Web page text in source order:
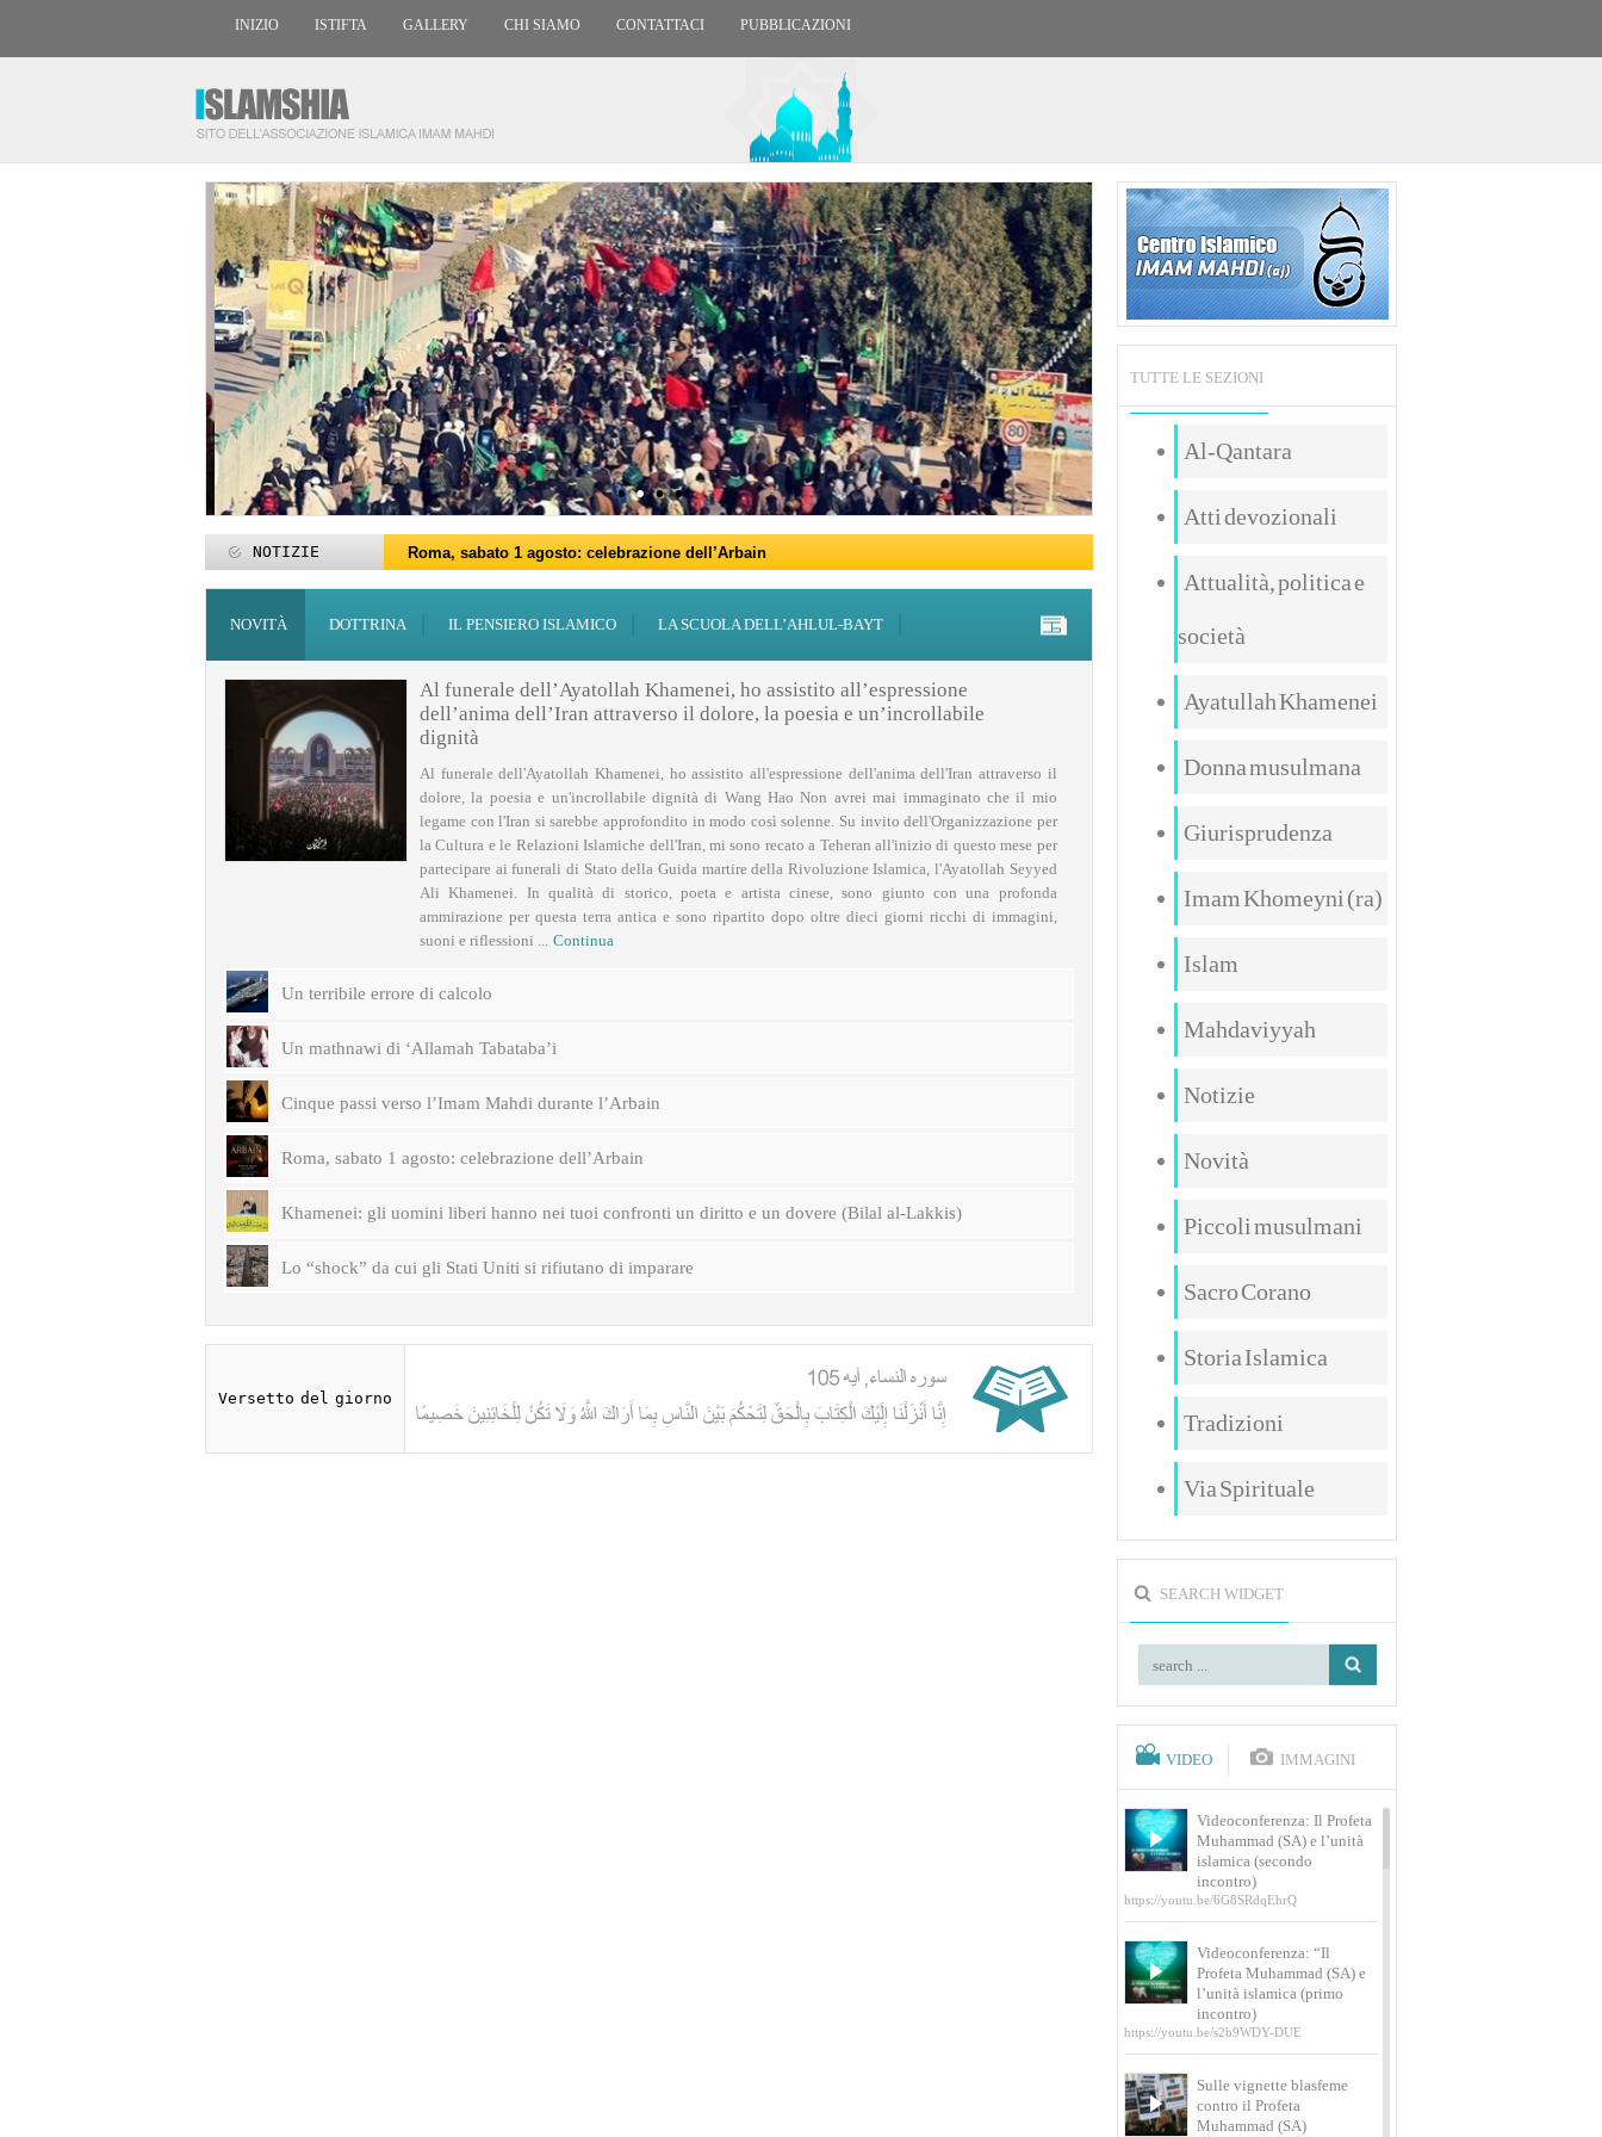
INIZIO ISTIFTA GALLERY CHI SIAMO CONTATTACI PUBBLICAZIONI
NOTIZIE
Roma, sabato 1 agosto: celebrazione dell’Arbain
Roma, 15-25 giugno: programmi per il mese di Muharram
Roma, sabato 6 giugno: Eid al-Ghadir
27 maggio: Eid al-Adha (Festa del Sacrificio)
‘Id al-Fitr sarà sabato 21 marzo
ZAKATUL-FITR 1447 – 2026
Programmi per la notte di Qadr a Roma
I programmi del Centro Islamico Imam Mahdi di Roma per il Ramadan
Domani giovedì 19 febbraio primo giorno di Ramadan
Roma, sabato 14 febbraio: docufilm “Rivoluzione”
NOVITÀ
DOTTRINA IL PENSIERO ISLAMICO LA SCUOLA DELL’AHLUL-BAYT
Al funerale dell’Ayatollah Khamenei, ho assistito all’espressione
dell’anima dell’Iran attraverso il dolore, la poesia e un’incrollabile
dignità
Al funerale dell'Ayatollah Khamenei, ho assistito all'espressione dell'anima dell'Iran attraverso il
dolore, la poesia e un'incrollabile dignità di Wang Hao Non avrei mai immaginato che il mio
legame con l'Iran si sarebbe approfondito in modo così solenne. Su invito dell'Organizzazione per
la Cultura e le Relazioni Islamiche dell'Iran, mi sono recato a Teheran all'inizio di questo mese per
partecipare ai funerali di Stato della Guida martire della Rivoluzione Islamica, l'Ayatollah Seyyed
Ali Khamenei. In qualità di storico, poeta e artista cinese, sono giunto con una profonda
ammirazione per questa terra antica e sono ripartito dopo oltre dieci giorni ricchi di immagini,
suoni e riflessioni ...
Continua
Un terribile errore di calcolo
Un mathnawi di ‘Allamah Tabataba’i
Cinque passi verso l’Imam Mahdi durante l’Arbain
Roma, sabato 1 agosto: celebrazione dell’Arbain
Khamenei: gli uomini liberi hanno nei tuoi confronti un diritto e un dovere (Bilal al-Lakkis)
Lo “shock” da cui gli Stati Uniti si rifiutano di imparare
Versetto del giorno
TUTTE LE SEZIONI
Al-Qantara
Atti devozionali
Attualità, politica e
società
Ayatullah Khamenei
Donna musulmana
Giurisprudenza
Imam Khomeyni (ra)
Islam
Mahdaviyyah
Notizie
Novità
Piccoli musulmani
Sacro Corano
Storia Islamica
Tradizioni
Via Spirituale
SEARCH WIDGET
VIDEO IMMAGINI
Videoconferenza: Il Profeta
Muhammad (SA) e l’unità
islamica (secondo
incontro)
https://youtu.be/6G8SRdqEhrQ
Videoconferenza: “Il
Profeta Muhammad (SA) e
l’unità islamica (primo
incontro)
https://youtu.be/s2b9WDY-DUE
Sulle vignette blasfeme
contro il Profeta
Muhammad (SA)